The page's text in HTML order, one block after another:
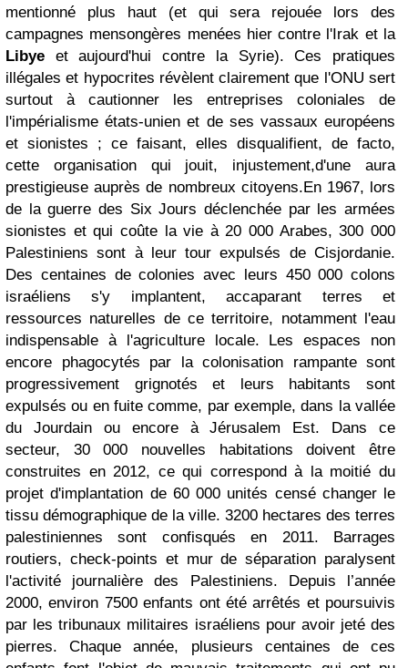
mentionné plus haut (et qui sera rejouée lors des
campagnes mensongères menées hier contre l'Irak et la
Libye et aujourd'hui contre la Syrie). Ces pratiques
illégales et hypocrites révèlent clairement que l'ONU sert
surtout à cautionner les entreprises coloniales de
l'impérialisme états-unien et de ses vassaux européens
et sionistes ; ce faisant, elles disqualifient, de facto,
cette organisation qui jouit, injustement,d'une aura
prestigieuse auprès de nombreux citoyens.En 1967, lors
de la guerre des Six Jours déclenchée par les armées
sionistes et qui coûte la vie à 20 000 Arabes, 300 000
Palestiniens sont à leur tour expulsés de Cisjordanie.
Des centaines de colonies avec leurs 450 000 colons
israéliens s'y implantent, accaparant terres et
ressources naturelles de ce territoire, notamment l'eau
indispensable à l'agriculture locale. Les espaces non
encore phagocytés par la colonisation rampante sont
progressivement grignotés et leurs habitants sont
expulsés ou en fuite comme, par exemple, dans la vallée
du Jourdain ou encore à Jérusalem Est. Dans ce
secteur, 30 000 nouvelles habitations doivent être
construites en 2012, ce qui correspond à la moitié du
projet d'implantation de 60 000 unités censé changer le
tissu démographique de la ville. 3200 hectares des terres
palestiniennes sont confisqués en 2011. Barrages
routiers, check-points et mur de séparation paralysent
l'activité journalière des Palestiniens. Depuis l’année
2000, environ 7500 enfants ont été arrêtés et poursuivis
par les tribunaux militaires israéliens pour avoir jeté des
pierres. Chaque année, plusieurs centaines de ces